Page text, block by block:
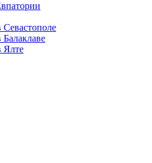
Севастополе
Ялте